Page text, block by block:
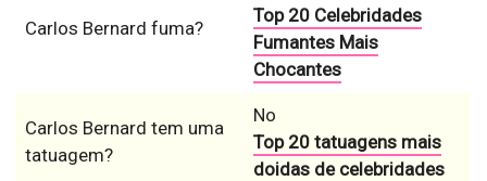
Carlos Bernard fuma?
Top 20 Celebridades
Fumantes Mais
Chocantes
Carlos Bernard tem uma
tatuagem?
No
Top 20 tatuagens mais
doidas de celebridades